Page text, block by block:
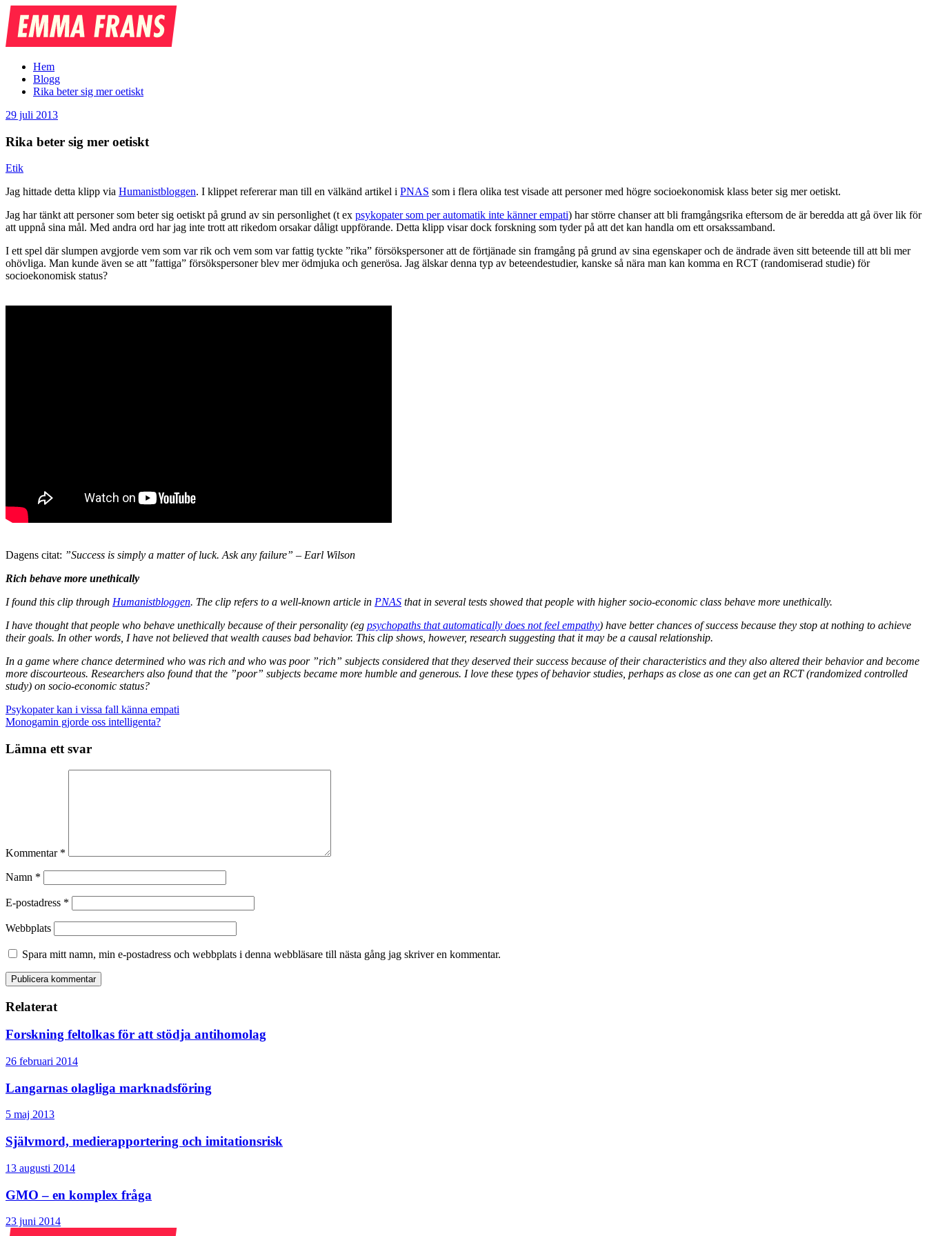
Emma
Frans
Hem
Blogg
Rika beter sig mer oetiskt
29 juli 2013
Rika beter sig mer oetiskt
Etik
Jag hittade detta klipp via Humanistbloggen. I klippet refererar man till en välkänd artikel i PNAS som i flera olika test visade att personer med högre socioekonomisk klass beter sig mer oetiskt.
Jag har tänkt att personer som beter sig oetiskt på grund av sin personlighet (t ex psykopater som per automatik inte känner empati) har större chanser att bli framgångsrika eftersom de är beredda att gå över lik för
att uppnå sina mål. Med andra ord har jag inte trott att rikedom orsakar dåligt uppförande. Detta klipp visar dock forskning som tyder på att det kan handla om ett orsakssamband.
I ett spel där slumpen avgjorde vem som var rik och vem som var fattig tyckte ”rika” försökspersoner att de förtjänade sin framgång på grund av sina egenskaper och de ändrade även sitt beteende till att bli mer
ohövliga. Man kunde även se att ”fattiga” försökspersoner blev mer ödmjuka och generösa. Jag älskar denna typ av beteendestudier, kanske så nära man kan komma en RCT (randomiserad studie) för
socioekonomisk status?
Dagens citat: ”Success is simply a matter of luck. Ask any failure” – Earl Wilson
Rich behave more unethically
I found this clip through Humanistbloggen. The clip refers to a well-known article in PNAS that in several tests showed that people with higher socio-economic class behave more unethically.
I have thought that people who behave unethically because of their personality (eg psychopaths that automatically does not feel empathy) have better chances of success because they stop at nothing to achieve
their goals. In other words, I have not believed that wealth causes bad behavior. This clip shows, however, research suggesting that it may be a causal relationship.
In a game where chance determined who was rich and who was poor ”rich” subjects considered that they deserved their success because of their characteristics and they also altered their behavior and become
more discourteous. Researchers also found that the ”poor” subjects became more humble and generous. I love these types of behavior studies, perhaps as close as one can get an RCT (randomized controlled
study) on socio-economic status?
Psykopater kan i vissa fall känna empati
Monogamin gjorde oss intelligenta?
Lämna ett svar
Kommentar *
Namn *
E-postadress *
Webbplats
Spara mitt namn, min e-postadress och webbplats i denna webbläsare till nästa gång jag skriver en kommentar.
Relaterat
Forskning feltolkas för att stödja antihomolag
26 februari 2014
Langarnas olagliga marknadsföring
5 maj 2013
Självmord, medierapportering och imitationsrisk
13 augusti 2014
GMO – en komplex fråga
23 juni 2014
Emma